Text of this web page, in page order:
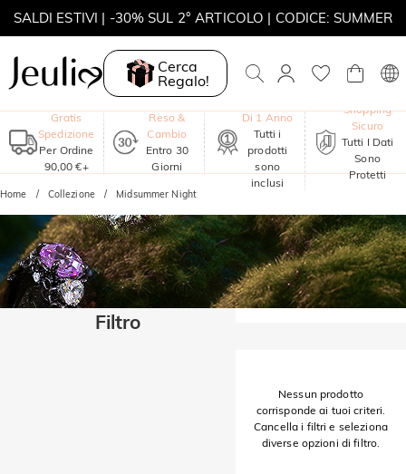
SALDI ESTIVI | -30% SUL 2° ARTICOLO | CODICE: SUMMER
MOVE MY WAY | ACQUISTA 3, COLLANA IN REGALO
Cerca
Regalo!
Gratis
Spedizione
Per Ordine
90,00 €+
Reso &
Cambio
Entro 30
Giorni
Di 1 Anno
Tutti i
prodotti
sono
inclusi
Shopping
Sicuro
Tutti I Dati
Sono
Protetti
Home Collezione Midsummer Night
Filtro
Nessun prodotto
corrisponde ai tuoi criteri.
Cancella i filtri e seleziona
diverse opzioni di filtro.